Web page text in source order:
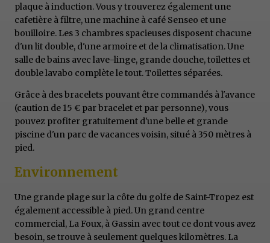
plaque à induction. Vous y trouverez également une
cafetière à filtre, une machine à café Senseo et une
bouilloire. Les 3 chambres spacieuses disposent chacune
d'un lit double, d'une armoire et de la climatisation. Une
salle de bains avec lave-linge, grande douche, toilettes et
double lavabo complète le tout. Toilettes séparées.
Grâce à des bracelets pouvant être commandés à l'avance
(caution de 15 € par bracelet et par personne), vous
pouvez profiter gratuitement d'une belle et grande
piscine d'un parc de vacances voisin, situé à 350 mètres à
pied.
Environnement
Une grande plage sur la côte du golfe de Saint-Tropez est
également accessible à pied. Un grand centre
commercial, La Foux, à Gassin avec tout ce dont vous avez
besoin, se trouve à seulement quelques kilomètres. La